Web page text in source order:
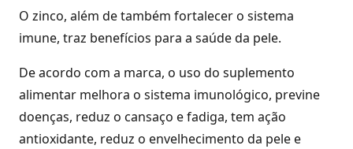
O zinco, além de também fortalecer o sistema
imune, traz benefícios para a saúde da pele.
De acordo com a marca, o uso do suplemento
alimentar melhora o sistema imunológico, previne
doenças, reduz o cansaço e fadiga, tem ação
antioxidante, reduz o envelhecimento da pele e